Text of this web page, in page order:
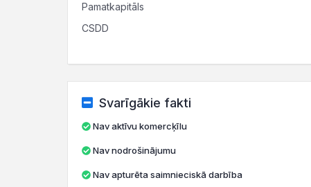
Pamatkapitāls
CSDD
Svarīgākie fakti
Nav aktīvu komercķīlu
Nav nodrošinājumu
Nav apturēta saimnieciskā darbība